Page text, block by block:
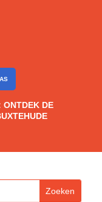
ONTDEK DE